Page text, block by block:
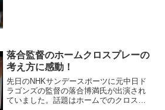
落合監督のホームクロスプレーの
考え方に感動！
先日のNHKサンデースポーツに元中日ド
ラゴンズの監督の落合博満氏が出演され
ていました。話題はホームでのクロスプ